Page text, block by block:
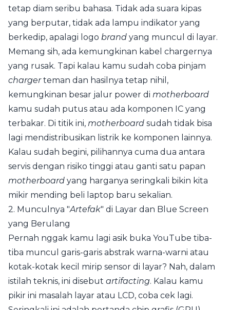
tetap diam seribu bahasa. Tidak ada suara kipas
yang berputar, tidak ada lampu indikator yang
berkedip, apalagi logo brand yang muncul di layar.
Memang sih, ada kemungkinan kabel chargernya
yang rusak. Tapi kalau kamu sudah coba pinjam
chargerteman dan hasilnya tetap nihil,
kemungkinan besar jalur power di motherboard
kamu sudah putus atau ada komponen IC yang
terbakar. Di titik ini, motherboard sudah tidak bisa
lagi mendistribusikan listrik ke komponen lainnya.
Kalau sudah begini, pilihannya cuma dua antara
servis dengan risiko tinggi atau ganti satu papan
motherboard yang harganya seringkali bikin kita
mikir mending beli laptop baru sekalian.
2. Munculnya "Artefak" di Layar dan Blue Screen
yang Berulang
Pernah nggak kamu lagi asik buka YouTube tiba-
tiba muncul garis-garis abstrak warna-warni atau
kotak-kotak kecil mirip sensor di layar? Nah, dalam
istilah teknis, ini disebut artifacting. Kalau kamu
pikir ini masalah layar atau LCD, coba cek lagi.